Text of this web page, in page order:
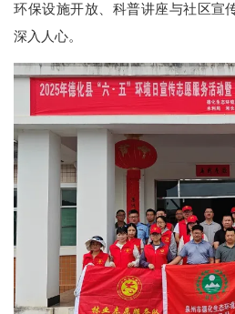
环保设施开放、科普讲座与社区宣
深入人心。